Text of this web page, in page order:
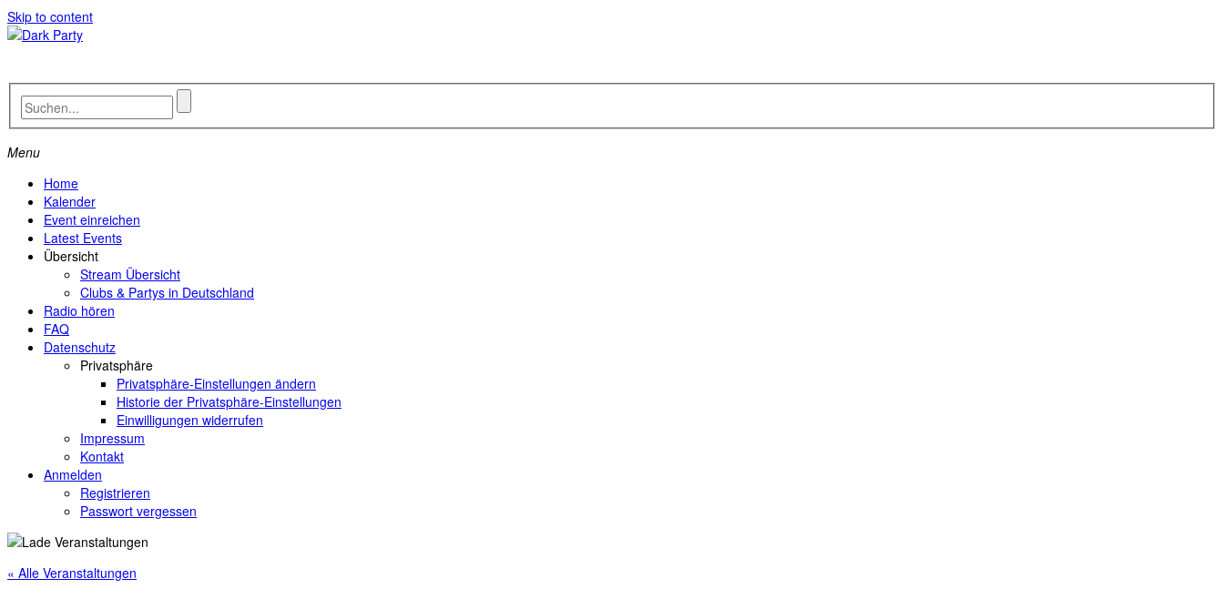
Skip to content
Menu
Home
Kalender
Event einreichen
Latest Events
Übersicht
Stream Übersicht
Clubs & Partys in Deutschland
Radio hören
FAQ
Datenschutz
Privatsphäre
Privatsphäre-Einstellungen ändern
Historie der Privatsphäre-Einstellungen
Einwilligungen widerrufen
Impressum
Kontakt
Anmelden
Registrieren
Passwort vergessen
« Alle Veranstaltungen